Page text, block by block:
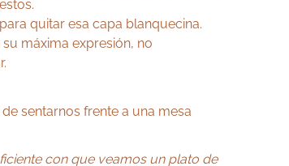
quitar esa capa blanquecina.
máxima expresión, no
sentarnos frente a una mesa
con que veamos un plato de